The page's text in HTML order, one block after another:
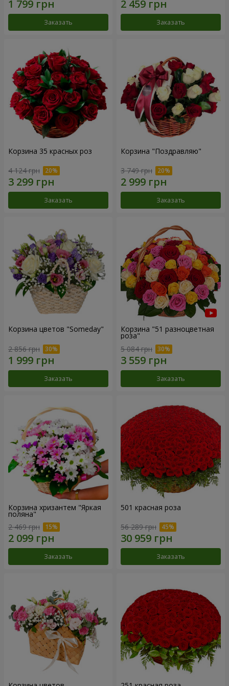
Заказать Заказать
Корзина 35 красных роз
4 124 грн
Заказать
Корзина "Поздравляю"
3 749 грн
Заказать
Корзина цветов "Someday"
2 856 грн
Заказать
Корзина "51 разноцветная
роза"
5 084 грн
Заказать
Корзина хризантем "Яркая
поляна"
2 469 грн
Заказать
501 красная роза
56 289 грн
Заказать